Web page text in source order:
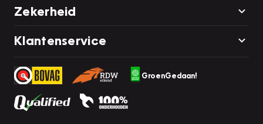
Zekerheid
Klantenservice
GroenGedaan!